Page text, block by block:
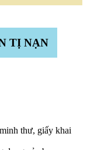
TỊ NẠN
thư, giấy khai